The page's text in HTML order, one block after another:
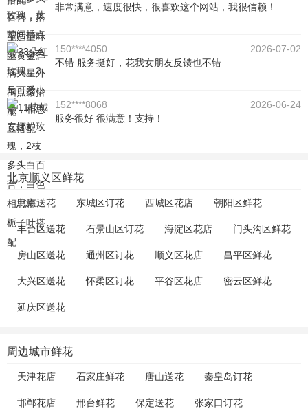
非常满意，速度很快，很喜欢这个网站，我很信赖！
150****4050
2026-07-02
不错 服务挺好，花我女朋友反馈也不错
152****8068
2026-06-24
服务很好 很满意！支持！
北京顺义区鲜花
北京送花 东城区订花 西城区花店 朝阳区鲜花
丰台区送花 石景山区订花 海淀区花店 门头沟区鲜花
房山区送花 通州区订花 顺义区花店 昌平区鲜花
大兴区送花 怀柔区订花 平谷区花店 密云区鲜花
延庆区送花
周边城市鲜花
天津花店 石家庄鲜花 唐山送花 秦皇岛订花
邯郸花店 邢台鲜花 保定送花 张家口订花